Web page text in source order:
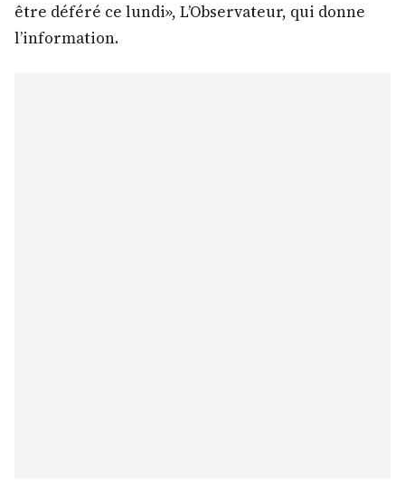
être déféré ce lundi», L’Observateur, qui donne
l’information.